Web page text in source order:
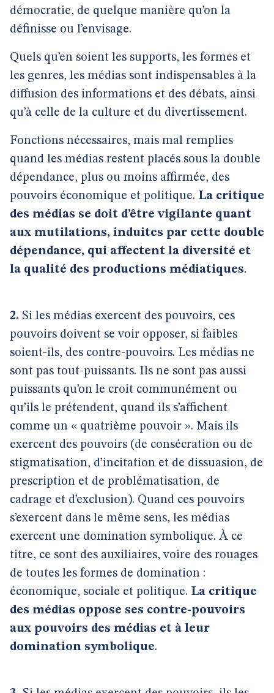
démocratie, de quelque manière qu’on la
définisse ou l’envisage.
Quels qu’en soient les supports, les formes et
les genres, les médias sont indispensables à la
diffusion des informations et des débats, ainsi
qu’à celle de la culture et du divertissement.
Fonctions nécessaires, mais mal remplies
quand les médias restent placés sous la double
dépendance, plus ou moins affirmée, des
pouvoirs économique et politique. La critique
des médias se doit d’être vigilante quant
aux mutilations, induites par cette double
dépendance, qui affectent la diversité et
la qualité des productions médiatiques.
2. Si les médias exercent des pouvoirs, ces
pouvoirs doivent se voir opposer, si faibles
soient-ils, des contre-pouvoirs. Les médias ne
sont pas tout-puissants. Ils ne sont pas aussi
puissants qu’on le croit communément ou
qu’ils le prétendent, quand ils s’affichent
comme un « quatrième pouvoir ». Mais ils
exercent des pouvoirs (de consécration ou de
stigmatisation, d’incitation et de dissuasion, de
prescription et de problématisation, de
cadrage et d’exclusion). Quand ces pouvoirs
s’exercent dans le même sens, les médias
exercent une domination symbolique. À ce
titre, ce sont des auxiliaires, voire des rouages
de toutes les formes de domination :
économique, sociale et politique. La critique
des médias oppose ses contre-pouvoirs
aux pouvoirs des médias et à leur
domination symbolique.